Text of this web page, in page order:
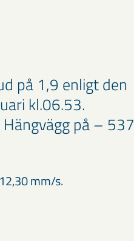
på 1,9 enligt den
kl.06.53.
på – 537
mm/s.